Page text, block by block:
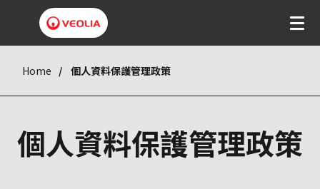
Home 個人資料保護管理政策
個人資料保護管理政策